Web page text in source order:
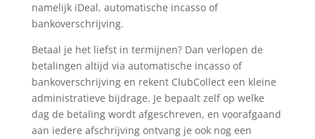
namelijk iDeal, automatische incasso of
bankoverschrijving.
Betaal je het liefst in termijnen? Dan verlopen de
betalingen altijd via automatische incasso of
bankoverschrijving en rekent ClubCollect een kleine
administratieve bijdrage. Je bepaalt zelf op welke
dag de betaling wordt afgeschreven, en voorafgaand
aan iedere afschrijving ontvang je ook nog een